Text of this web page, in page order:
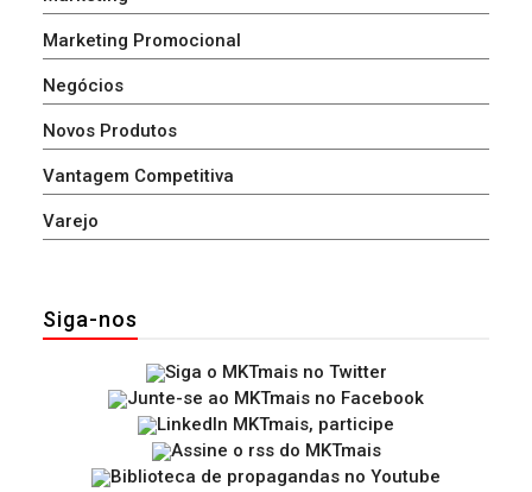
Marketing Promocional
Negócios
Novos Produtos
Vantagem Competitiva
Varejo
Siga-nos